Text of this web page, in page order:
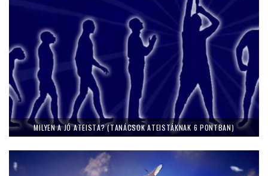
MILYEN A JÓ ATEISTA? (TANÁCSOK ATEISTÁKNAK 6 PONTBAN)